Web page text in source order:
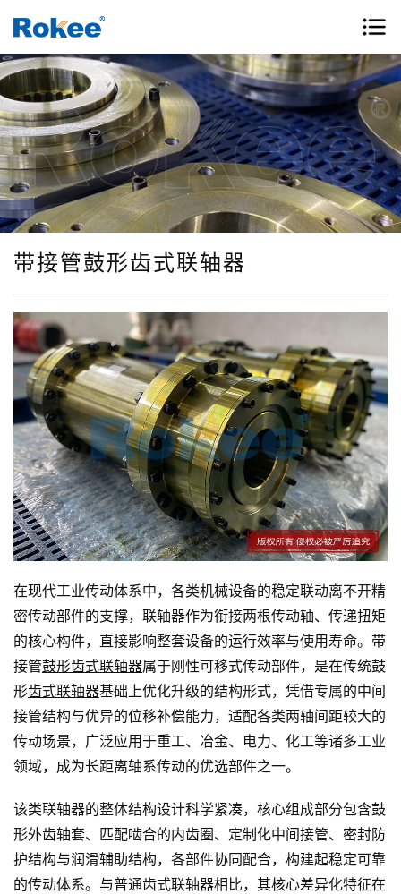
带接管鼓形齿式联轴器
在现代工业传动体系中，各类机械设备的稳定联动离不开精
密传动部件的支撑，联轴器作为衔接两根传动轴、传递扭矩
的核心构件，直接影响整套设备的运行效率与使用寿命。带
接管鼓形齿式联轴器属于刚性可移式传动部件，是在传统鼓
形齿式联轴器基础上优化升级的结构形式，凭借专属的中间
接管结构与优异的位移补偿能力，适配各类两轴间距较大的
传动场景，广泛应用于重工、冶金、电力、化工等诸多工业
领域，成为长距离轴系传动的优选部件之一。
该类联轴器的整体结构设计科学紧凑，核心组成部分包含鼓
形外齿轴套、匹配啮合的内齿圈、定制化中间接管、密封防
护结构与润滑辅助结构，各部件协同配合，构建起稳定可靠
的传动体系。与普通齿式联轴器相比，其核心差异化特征在